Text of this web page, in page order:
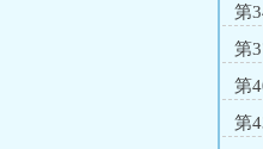
第
第
第
第